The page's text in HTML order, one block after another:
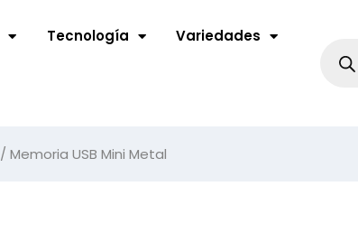
Tecnología Variedades
/ Memoria USB Mini Metal